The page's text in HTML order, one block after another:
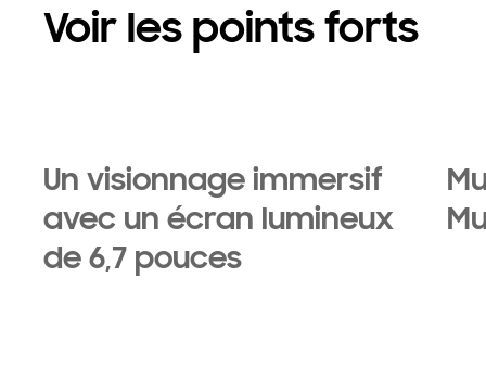
Voir les points forts
Un visionnage immersif
avec un écran lumineux
de 6,7 pouces